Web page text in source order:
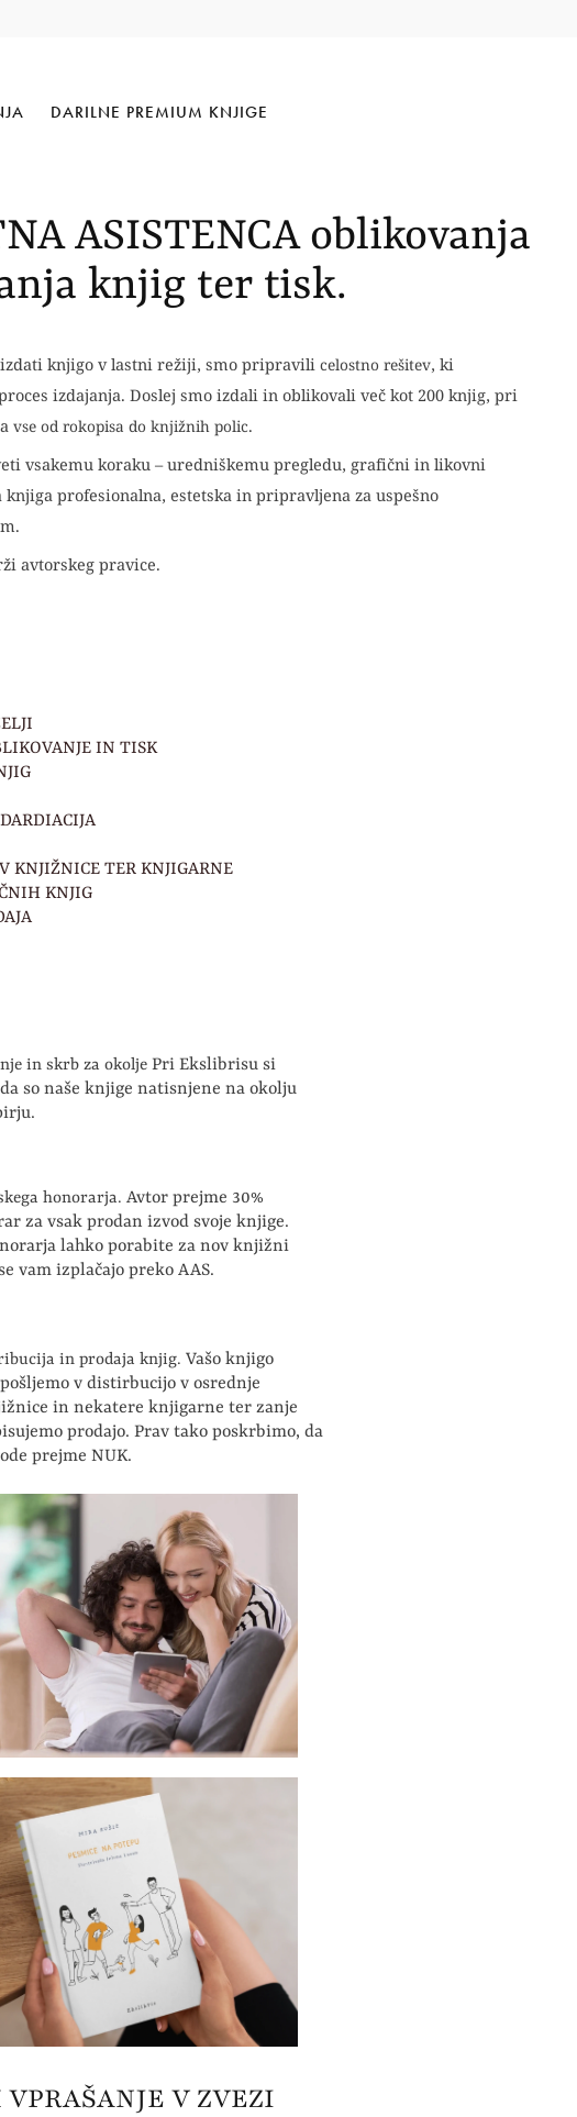
DARILNE PREMIUM KNJIGE
ASISTENCA oblikovanja
knjig ter tisk.
knjigo v lastni režiji, smo pripravilicelostno rešitev, ki
izdajanja. Doslej smo izdali in oblikovali več kot 200 knjig, pri
vse od rokopisa do knjižnih polic.
vsakemu koraku – uredniškemu pregledu, grafični in likovni
knjiga profesionalna, estetska in pripravljena za uspešno
avtorskeg pravice.
IN TISK
KNJIŽNICE TER KNJIGARNE
KNJIG
in skrb za okolje Pri Ekslibrisu si
so naše knjige natisnjene na okolju
honorarja. Avtor prejme 30%
za vsak prodan izvod svoje knjige.
lahko porabite za nov knjižni
vam izplačajo preko AAS.
in prodaja knjig. Vašo knjigo
v distirbucijo v osrednje
in nekatere knjigarne ter zanje
prodajo. Prav tako poskrbimo, da
prejme NUK.
V ZVEZI